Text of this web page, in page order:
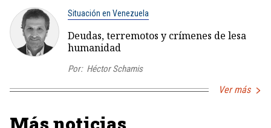
Situación en Venezuela
Deudas, terremotos y crímenes de lesa
humanidad
Por: Héctor Schamis
Ver más